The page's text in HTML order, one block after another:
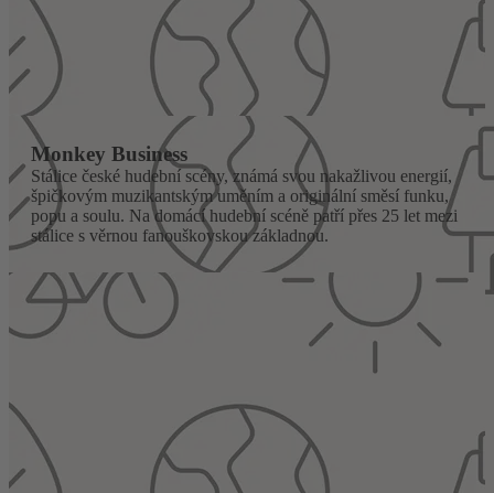
Monkey Business
Stálice české hudební scény, známá svou nakažlivou energií,
špičkovým muzikantským uměním a originální směsí funku,
popu a soulu. Na domácí hudební scéně patří přes 25 let mezi
stálice s věrnou fanouškovskou základnou.